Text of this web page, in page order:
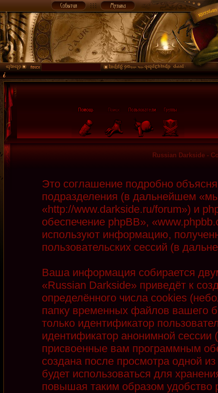
Russian Darkside -
Это соглашение подробно
подразделения (в дальнейшем
«http://www.darkside.ru/forum») и
обеспечение phpBB»,
используют информацию,
пользовательских сессий (в
Ваша информация собирается
«Russian Darkside» приведёт к
определённого числа cookies
папку временных файлов вашего
только идентификатор
идентификатор анонимной
присвоенные вам программным
создана после просмотра одной
будет использоваться для
повышая таким образом